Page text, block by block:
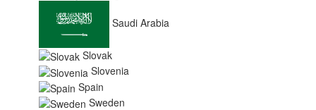
Saudi Arabia
Slovak
Slovenia
Spain
Sweden